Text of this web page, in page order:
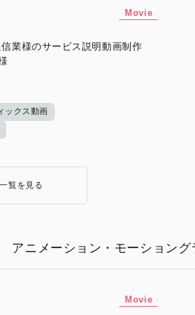
Movie
業様のサービス説明動画制作
ックス動画
覧を見る
アニメーション・モーション
Movie